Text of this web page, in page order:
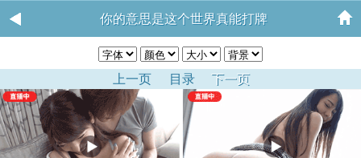
你的意思是这个世界真能打牌
上一页 目录 下一页